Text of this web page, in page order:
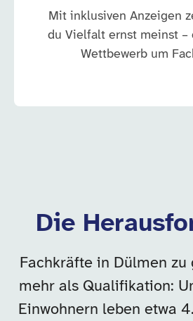
Mit inklusiven Anzeigen
du Vielfalt ernst meinst –
Wettbewerb um
Die
Fachkräfte in Dülmen zu
mehr als Qualifikation:
Einwohnern leben etwa